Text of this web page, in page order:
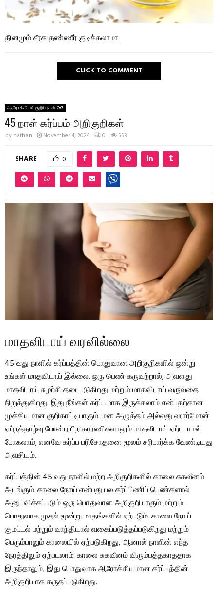
தினமும் சீரக தண்ணீர் குடிக்கலாமா
CLICK TO COMMENT
ஆரோக்கியம் குறிப்புகள் OG
45 நாள் கர்ப்பம் அறிகுறிகள்
by nathan November 4, 2024 0 553
SHARE 0
மாதவிடாய் வரவில்லை
45 வது நாளில் கர்ப்பத்தின் பொதுவான அறிகுறிகளில் ஒன்று
உங்கள் மாதவிடாய் இல்லை. ஒரு பெண் கருவுற்றால், அவளது
மாதவிடாய் சுழற்சி தடைபடுகிறது மற்றும் மாதவிடாய் வருவதை
நிறுத்துகிறது. இது நீங்கள் கர்ப்பமாக இருக்கலாம் என்பதற்கான
முக்கியமான குறிகாட்டியாகும். மன அழுத்தம் அல்லது ஹார்மோன்
ஏற்றத்தாழ்வு போன்ற பிற காரணிகளாலும் மாதவிடாய் ஏற்படாமல்
போகலாம், எனவே கர்ப்ப பரிசோதனை மூலம் சரிபார்க்க வேண்டியது
அவசியம்.
கர்ப்பத்தின் 45 வது நாளில் மற்ற அறிகுறிகளில் காலை சுகவீனம்
அடங்கும். காலை நோய் என்பது பல கர்ப்பிணிப் பெண்களால்
அனுபவிக்கப்படும் ஒரு பொதுவான அறிகுறியாகும் மற்றும்
பொதுவாக முதல் மூன்று மாதங்களில் ஏற்படும். காலை நோய்
குமட்டல் மற்றும் வாந்தியால் வகைப்படுத்தப்படுகிறது மற்றும்
பெரும்பாலும் காலையில் ஏற்படுகிறது, ஆனால் நாளின் எந்த
நேரத்திலும் ஏற்படலாம். காலை சுகவீனம் விரும்பத்தகாததாக
இருந்தாலும், இது பொதுவாக ஆரோக்கியமான கர்ப்பத்தின்
அறிகுறியாக கருதப்படுகிறது.